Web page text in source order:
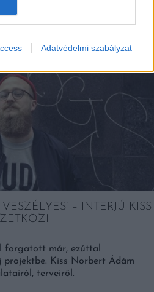
Adatvédelmi szabályzat
– INTERJÚ KISS
forgatott már, ezúttal
Kiss Norbert Ádám
terveiről.